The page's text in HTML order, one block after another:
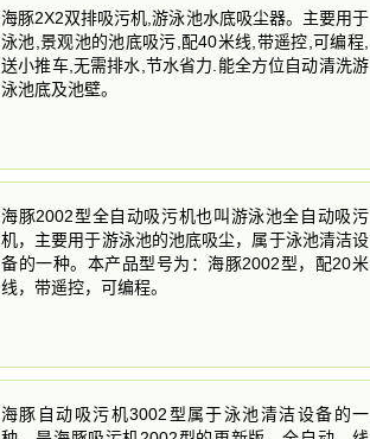
海豚2X2双排吸污机,游泳池水底吸尘器。主要用于
泳池,景观池的池底吸污,配40米线,带遥控,可编程,
送小推车,无需排水,节水省力.能全方位自动清洗游
泳池底及池壁。
海豚2002型全自动吸污机也叫游泳池全自动吸污
机，主要用于游泳池的池底吸尘，属于泳池清洁设
备的一种。本产品型号为：海豚2002型，配20米
线，带遥控，可编程。
海豚自动吸污机3002型属于泳池清洁设备的一